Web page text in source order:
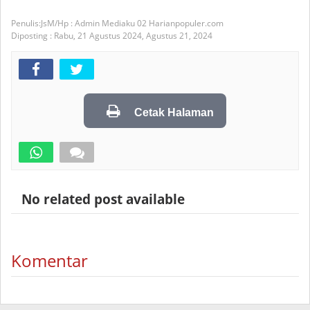
JsM/Hp : Admin Mediaku 02 Harianpopuler.com
Diposting : Rabu, 21 Agustus 2024, Agustus 21, 2024
Cetak Halaman
No related post available
Komentar